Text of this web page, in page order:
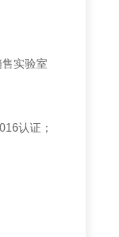
实验室
认证；